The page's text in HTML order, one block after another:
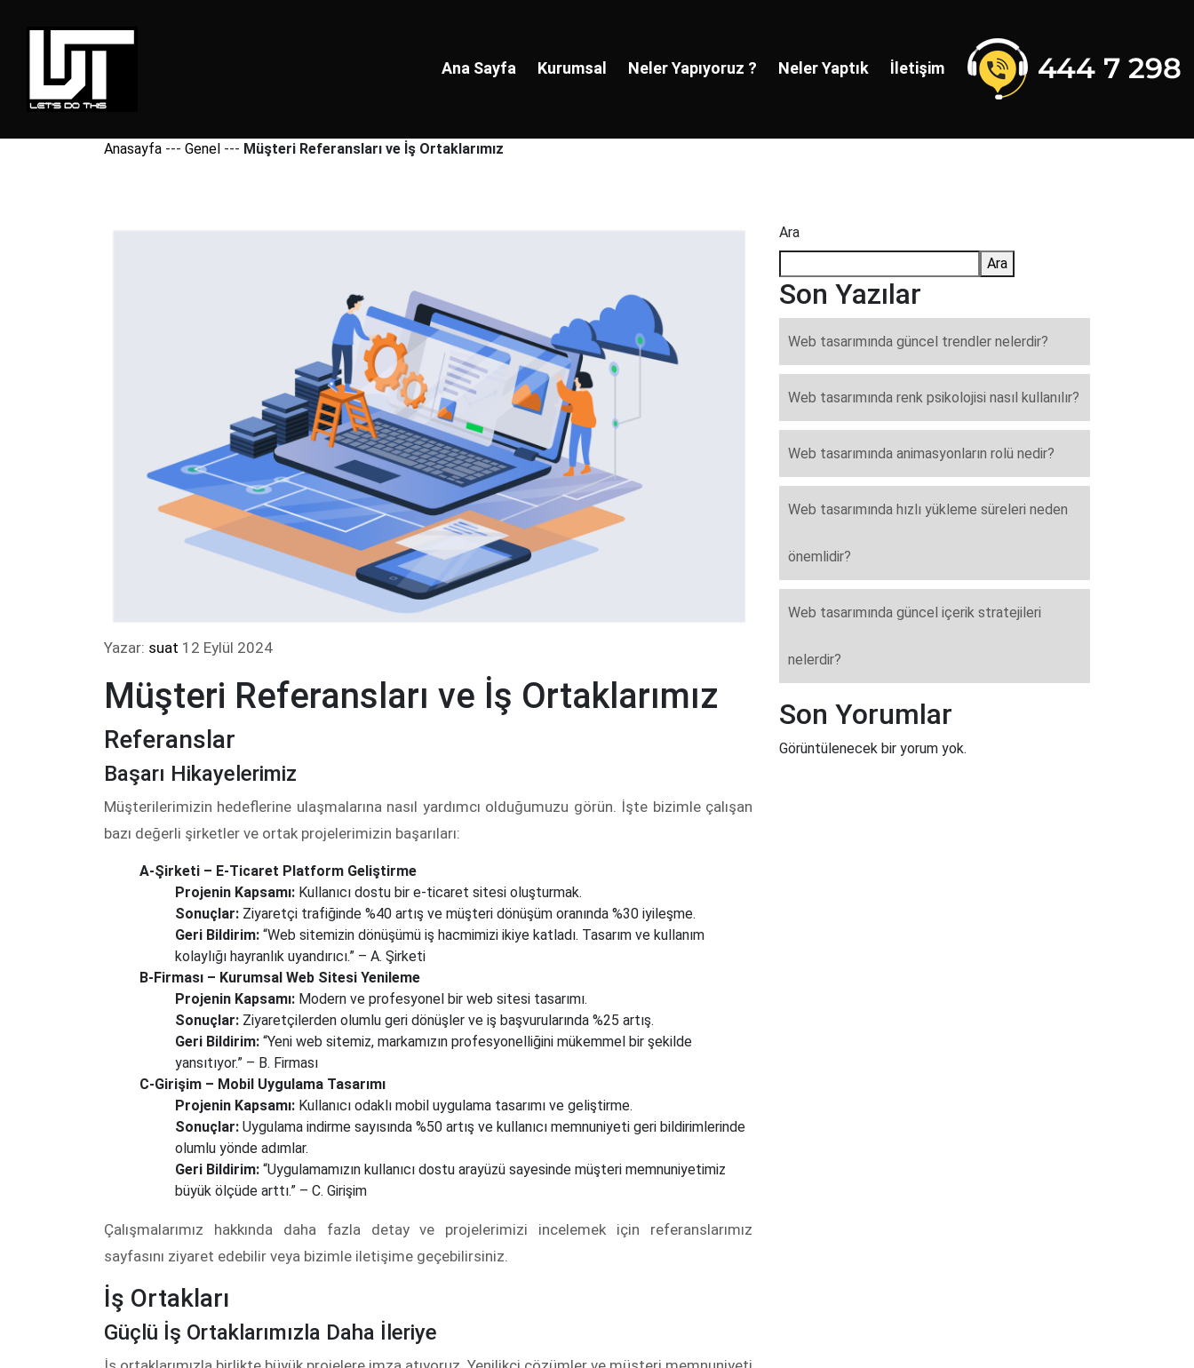
Ana Sayfa Kurumsal Neler Yapıyoruz ? Neler Yaptık İletişim
Anasayfa --- Genel --- Müşteri Referansları ve İş Ortaklarımız
Yazar: suat 12 Eylül 2024
Müşteri Referansları ve İş Ortaklarımız
Referanslar
Başarı Hikayelerimiz
Müşterilerimizin hedeflerine ulaşmalarına nasıl yardımcı olduğumuzu görün. İşte bizimle çalışan
bazı değerli şirketler ve ortak projelerimizin başarıları:
A-Şirketi – E-Ticaret Platform Geliştirme
Projenin Kapsamı: Kullanıcı dostu bir e-ticaret sitesi oluşturmak.
Sonuçlar: Ziyaretçi trafiğinde %40 artış ve müşteri dönüşüm oranında %30 iyileşme.
Geri Bildirim: “Web sitemizin dönüşümü iş hacmimizi ikiye katladı. Tasarım ve kullanım
kolaylığı hayranlık uyandırıcı.” – A. Şirketi
B-Firması – Kurumsal Web Sitesi Yenileme
Projenin Kapsamı: Modern ve profesyonel bir web sitesi tasarımı.
Sonuçlar: Ziyaretçilerden olumlu geri dönüşler ve iş başvurularında %25 artış.
Geri Bildirim: “Yeni web sitemiz, markamızın profesyonelliğini mükemmel bir şekilde
yansıtıyor.” – B. Firması
C-Girişim – Mobil Uygulama Tasarımı
Projenin Kapsamı: Kullanıcı odaklı mobil uygulama tasarımı ve geliştirme.
Sonuçlar: Uygulama indirme sayısında %50 artış ve kullanıcı memnuniyeti geri bildirimlerinde
olumlu yönde adımlar.
Geri Bildirim: “Uygulamamızın kullanıcı dostu arayüzü sayesinde müşteri memnuniyetimiz
büyük ölçüde arttı.” – C. Girişim
Çalışmalarımız hakkında daha fazla detay ve projelerimizi incelemek için referanslarımız
sayfasını ziyaret edebilir veya bizimle iletişime geçebilirsiniz.
İş Ortakları
Güçlü İş Ortaklarımızla Daha İleriye
Ara
Ara
Son Yazılar
Web tasarımında güncel trendler nelerdir?
Web tasarımında renk psikolojisi nasıl kullanılır?
Web tasarımında animasyonların rolü nedir?
Web tasarımında hızlı yükleme süreleri neden
önemlidir?
Web tasarımında güncel içerik stratejileri
nelerdir?
Son Yorumlar
Görüntülenecek bir yorum yok.